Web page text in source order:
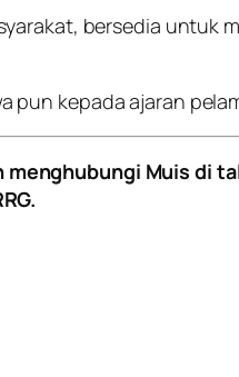
bersedia
pun kepada ajaran
Muis di